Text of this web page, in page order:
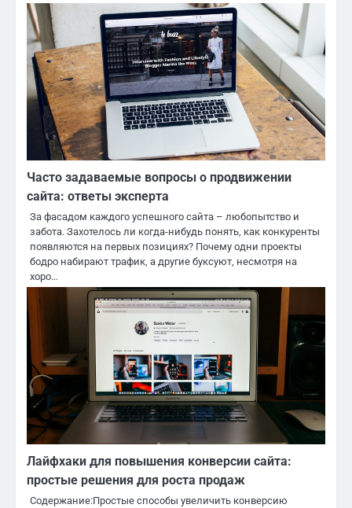
Часто задаваемые вопросы о продвижении
сайта: ответы эксперта
За фасадом каждого успешного сайта – любопытство и
забота. Захотелось ли когда-нибудь понять, как конкуренты
появляются на первых позициях? Почему одни проекты
бодро набирают трафик, а другие буксуют, несмотря на
хоро…
Лайфхаки для повышения конверсии сайта:
простые решения для роста продаж
Содержание:Простые способы увеличить конверсию